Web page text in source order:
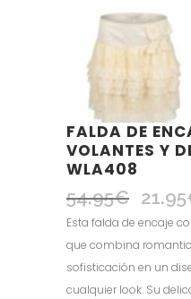
FALDA DE
VOLANTES Y
WLA408
54.95€
El
precio
original
era:
54.95€.
21.95
Esta falda de encaje
que combina
sofisticación en un
cualquier look. Su